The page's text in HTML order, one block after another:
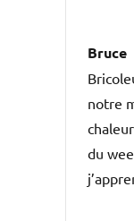
Bruce
notre
du